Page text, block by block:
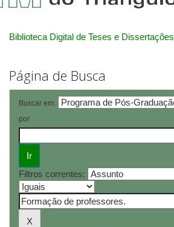
Biblioteca Digital de Teses e Dissertações
Página de Busca
Buscar em:
por
Filtros correntes: